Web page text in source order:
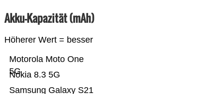
Akku-Kapazität (mAh)
Höherer Wert = besser
Samsung Galaxy S21
Nokia 8.3 5G
Motorola Moto One
5G